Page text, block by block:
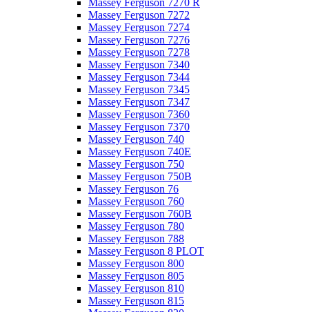
Massey Ferguson 7270 R
Massey Ferguson 7272
Massey Ferguson 7274
Massey Ferguson 7276
Massey Ferguson 7278
Massey Ferguson 7340
Massey Ferguson 7344
Massey Ferguson 7345
Massey Ferguson 7347
Massey Ferguson 7360
Massey Ferguson 7370
Massey Ferguson 740
Massey Ferguson 740E
Massey Ferguson 750
Massey Ferguson 750B
Massey Ferguson 76
Massey Ferguson 760
Massey Ferguson 760B
Massey Ferguson 780
Massey Ferguson 788
Massey Ferguson 8 PLOT
Massey Ferguson 800
Massey Ferguson 805
Massey Ferguson 810
Massey Ferguson 815